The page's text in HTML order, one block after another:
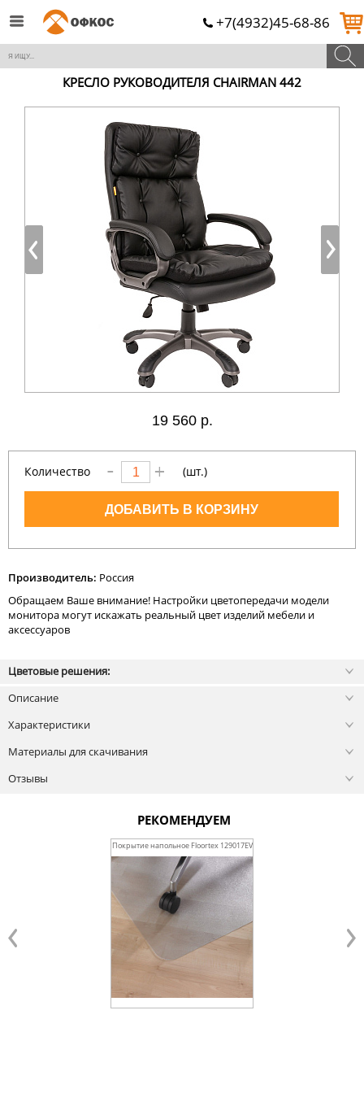
+7(4932)45-68-86
КРЕСЛО РУКОВОДИТЕЛЯ CHAIRMAN 442
19560 р.
Количество (шт.)
ДОБАВИТЬ В КОРЗИНУ
Производитель: Россия
Обращаем Ваше внимание! Настройки цветопередачи модели
монитора могут искажать реальный цвет изделий мебели и
аксессуаров
Цветовые решения:
Описание
Характеристики
Материалы для скачивания
Отзывы
РЕКОМЕНДУЕМ
Покрытие напольное Floortex 129017EV